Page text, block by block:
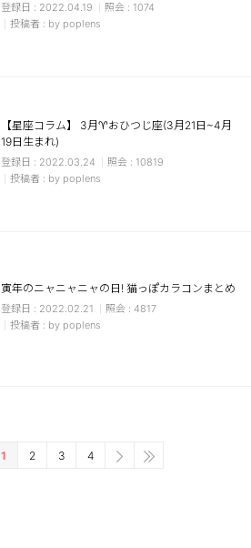
2022.04.19
1074
by poplens
【星座コラム】 3月♈おひつじ座(3月21日~4月
19日生まれ)
2022.03.24
10819
by poplens
寅年のニャニャニャの日! 猫っぽカラコンまとめ
2022.02.21
4817
by poplens
1 2 3 4